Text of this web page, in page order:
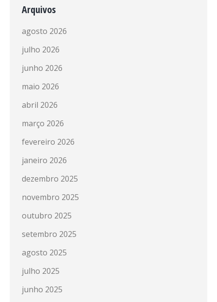
Arquivos
agosto 2026
julho 2026
junho 2026
maio 2026
abril 2026
março 2026
fevereiro 2026
janeiro 2026
dezembro 2025
novembro 2025
outubro 2025
setembro 2025
agosto 2025
julho 2025
junho 2025